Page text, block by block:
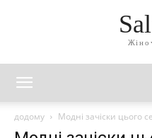
додому Модні зачіски цього